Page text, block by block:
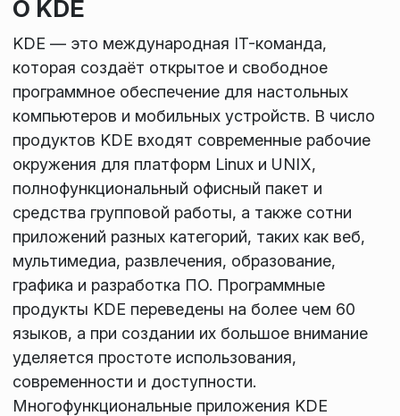
О KDE
KDE — это международная IT-команда,
которая создаёт открытое и свободное
программное обеспечение для настольных
компьютеров и мобильных устройств. В число
продуктов KDE входят современные рабочие
окружения для платформ Linux и UNIX,
полнофункциональный офисный пакет и
средства групповой работы, а также сотни
приложений разных категорий, таких как веб,
мультимедиа, развлечения, образование,
графика и разработка ПО. Программные
продукты KDE переведены на более чем 60
языков, а при создании их большое внимание
уделяется простоте использования,
современности и доступности.
Многофункциональные приложения KDE